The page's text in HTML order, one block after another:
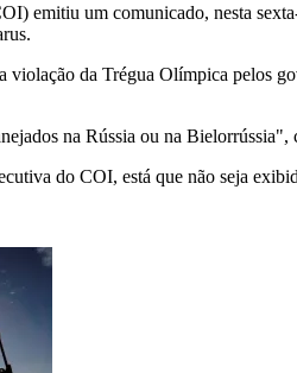
emitiu um comunicado, nesta
violação da Trégua Olímpica pelos
na Rússia ou na Bielorrússia",
do COI, está que não seja